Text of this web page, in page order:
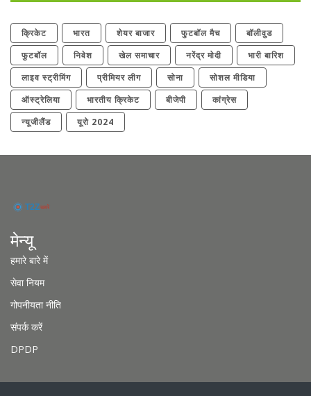
क्रिकेट भारत शेयर बाजार फुटबॉल मैच
बॉलीवुड
फुटबॉल
निवेश खेल समाचार नरेंद्र मोदी
भारी बारिश
लाइव स्ट्रीमिंग
प्रीमियर लीग सोना
सोशल मीडिया
ऑस्ट्रेलिया
भारतीय क्रिकेट बीजेपी
कांग्रेस
न्यूजीलैंड
यूरो 2024
मेन्यू
हमारे बारे में
सेवा नियम
गोपनीयता नीति
संपर्क करें
DPDP